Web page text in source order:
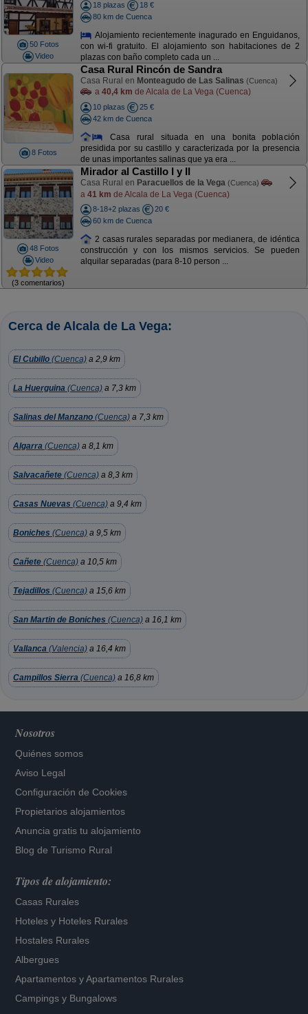
50 Fotos
Video
18 plazas
18 €
80 km de Cuenca
Alojamiento recientemente inagurado en Enguidanos,
con wi-fi gratuito. El alojamiento son habitaciones de 2
plazas con baño completo cada un ...
8 Fotos
Casa Rural Rincón de Sandra
Casa Rural en Monteagudo de Las Salinas (Cuenca)
a 40,4 km de Alcala de La Vega (Cuenca)
10 plazas
25 €
42 km de Cuenca
Casa rural situada en una bonita población
presidida por su castillo y caracterizada por la presencia
de unas importantes salinas que ya era ...
48 Fotos
Video
(3 comentarios)
Mirador al Castillo I y II
Casa Rural en Paracuellos de la Vega (Cuenca)
a 41 km de Alcala de La Vega (Cuenca)
8-18+2 plazas
20 €
60 km de Cuenca
2 casas rurales separadas por medianera, de idéntica
construcción y con los mismos servicios. Se pueden
alquilar separadas (para 8-10 person ...
Cerca de Alcala de La Vega:
El Cubillo (Cuenca) a 2,9 km
La Huerguina (Cuenca) a 7,3 km
Salinas del Manzano (Cuenca) a 7,3 km
Algarra (Cuenca) a 8,1 km
Salvacañete (Cuenca) a 8,3 km
Casas Nuevas (Cuenca) a 9,4 km
Boniches (Cuenca) a 9,5 km
Cañete (Cuenca) a 10,5 km
Tejadillos (Cuenca) a 15,6 km
San Martin de Boniches (Cuenca) a 16,1 km
Vallanca (Valencia) a 16,4 km
Campillos Sierra (Cuenca) a 16,8 km
Nosotros
Quiénes somos
Aviso Legal
Configuración de Cookies
Propietarios alojamientos
Anuncia gratis tu alojamiento
Blog de Turismo Rural
Tipos de alojamiento:
Casas Rurales
Hoteles y Hoteles Rurales
Hostales Rurales
Albergues
Apartamentos yApartamentos Rurales
Campings y Bungalows